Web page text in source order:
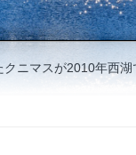
ニマスが2010年西湖